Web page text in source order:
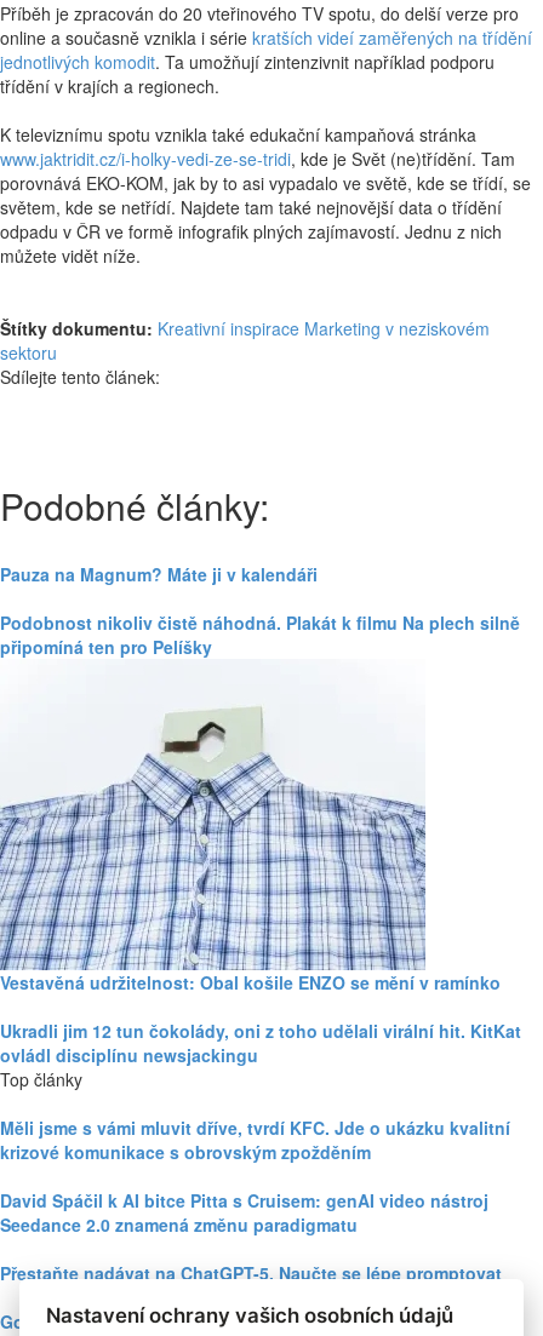
Příběh je zpracován do 20 vteřinového TV spotu, do delší verze pro
online a současně vznikla i série kratších videí zaměřených na třídění
jednotlivých komodit. Ta umožňují zintenzivnit například podporu
třídění v krajích a regionech.
K televiznímu spotu vznikla také edukační kampaňová stránka
www.jaktridit.cz/i-holky-vedi-ze-se-tridi, kde je Svět (ne)třídění. Tam
porovnává EKO-KOM, jak by to asi vypadalo ve světě, kde se třídí, se
světem, kde se netřídí. Najdete tam také nejnovější data o třídění
odpadu v ČR ve formě infografik plných zajímavostí. Jednu z nich
můžete vidět níže.
Štítky dokumentu: Kreativní inspirace Marketing v neziskovém
sektoru
Sdílejte tento článek:
Podobné články:
Pauza na Magnum? Máte ji v kalendáři
Podobnost nikoliv čistě náhodná. Plakát k filmu Na plech silně
připomíná ten pro Pelíšky
Vestavěná udržitelnost: Obal košile ENZO se mění v ramínko
Ukradli jim 12 tun čokolády, oni z toho udělali virální hit. KitKat
ovládl disciplínu newsjackingu
Top články
Měli jsme s vámi mluvit dříve, tvrdí KFC. Jde o ukázku kvalitní
krizové komunikace s obrovským zpožděním
David Spáčil k AI bitce Pitta s Cruisem: genAI video nástroj
Seedance 2.0 znamená změnu paradigmatu
Přestaňte nadávat na ChatGPT-5. Naučte se lépe promptovat
Google Nano Banana nabízí dosud největší potenciál pro
Nastavení ochrany vašich osobních údajů